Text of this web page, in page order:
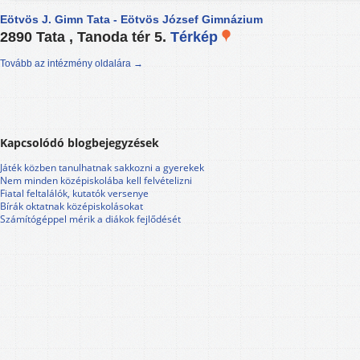
Eötvös J. Gimn Tata - Eötvös József Gimnázium
2890 Tata , Tanoda tér 5. Térkép
Tovább az intézmény oldalára →
Kapcsolódó blogbejegyzések
Játék közben tanulhatnak sakkozni a gyerekek
Nem minden középiskolába kell felvételizni
Fiatal feltalálók, kutatók versenye
Bírák oktatnak középiskolásokat
Számítógéppel mérik a diákok fejlődését